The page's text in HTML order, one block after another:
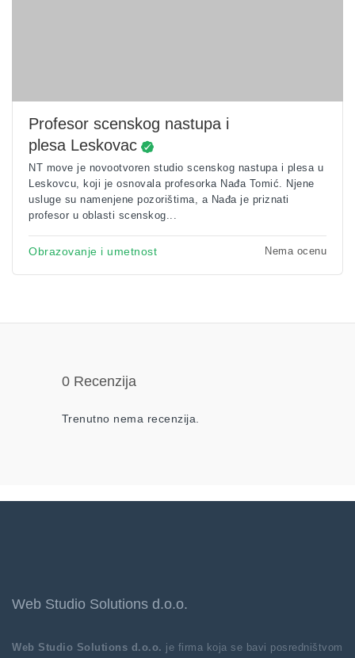
Profesor scenskog nastupa i
plesa Leskovac
NT move je novootvoren studio scenskog nastupa i plesa u
Leskovcu, koji je osnovala profesorka Nađa Tomić. Njene
usluge su namenjene pozorištima, a Nađa je priznati
profesor u oblasti scenskog...
Obrazovanje i umetnost Nema ocenu
0 Recenzija
Trenutno nema recenzija.
Web Studio Solutions d.o.o.
Web Studio Solutions d.o.o. je firma koja se bavi posredništvom